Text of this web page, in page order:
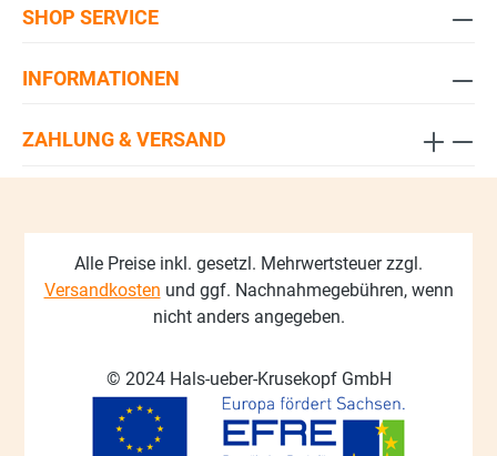
SHOP SERVICE
INFORMATIONEN
ZAHLUNG & VERSAND
Alle Preise inkl. gesetzl. Mehrwertsteuer zzgl.
Versandkosten und ggf. Nachnahmegebühren, wenn
nicht anders angegeben.
© 2024 Hals-ueber-Krusekopf GmbH